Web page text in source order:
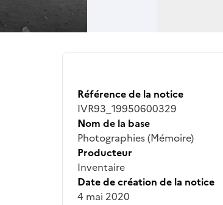
Référence de la notice
IVR93_19950600329
Nom de la base
Photographies (Mémoire)
Producteur
Inventaire
Date de création de la notice
4 mai 2020